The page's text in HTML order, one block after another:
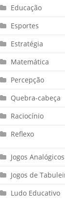
Educação
Esportes
Estratégia
Matemática
Percepção
Quebra-cabeça
Raciocínio
Reflexo
Jogos Analógicos
Jogos de
Ludo Educativo